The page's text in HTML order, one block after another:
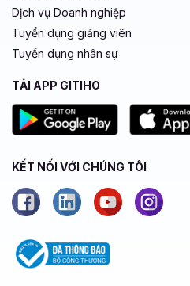
Dịch vụ Doanh nghiệp
Tuyển dụng giảng viên
Tuyển dụng nhân sự
TẢI APP GITIHO
KẾT NỐI VỚI CHÚNG TÔI